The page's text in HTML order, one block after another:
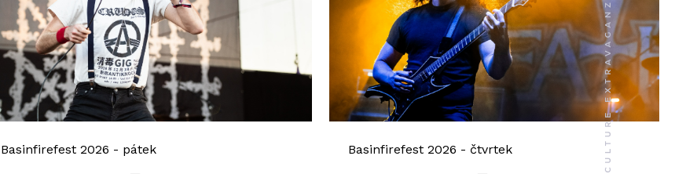
Basinfirefest 2026 - pátek Basinfirefest 2026 - čtvrtek